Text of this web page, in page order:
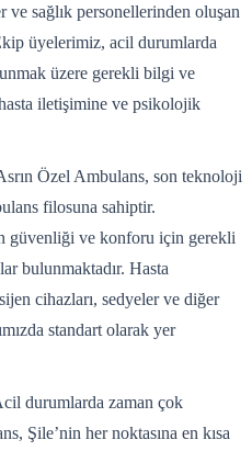
sağlık personellerinden oluşan
üyelerimiz, acil durumlarda
üzere gerekli bilgi ve
iletişimine ve psikolojik
Özel Ambulans, son teknoloji
filosuna sahiptir.
güvenliği ve konforu için gerekli
bulunmaktadır. Hasta
cihazları, sedyeler ve diğer
standart olarak yer
durumlarda zaman çok
Şile’nin her noktasına en kısa